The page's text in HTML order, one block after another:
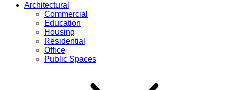
Architectural
Commercial
Education
Housing
Residential
Office
Public Spaces